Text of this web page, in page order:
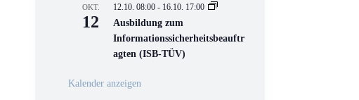
s
t
a
t
n
OKT.
12
12.10. 08:00 - 16.10. 17:00
Ausbildung zum
Informationssicherheitsbeauftr
agten (ISB-TÜV)
Kalender anzeigen